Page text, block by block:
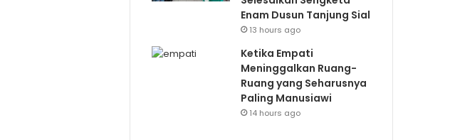
Enam Dusun Tanjung Sial
13 hours ago
Ketika Empati
Meninggalkan Ruang-
Ruang yang Seharusnya
Paling Manusiawi
14 hours ago